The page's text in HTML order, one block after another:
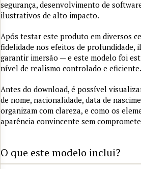
segurança, desenvolvimento de
ilustrativos de alto impacto.
Após testar este produto em diversos
fidelidade nos efeitos de profundidade,
garantir imersão — e este modelo foi
nível de realismo controlado e eficiente.
Antes do download, é possível
de nome, nacionalidade, data de
organizam com clareza, e como os
aparência convincente sem
O que este modelo inclui?